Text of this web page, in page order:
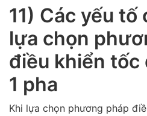
11) Các yếu
lựa chọn
điều khiển tốc
1 pha
Khi lựa chọn phương pháp